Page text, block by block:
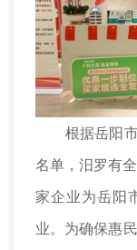
根据岳阳市
名单，汨罗有
家企业为岳阳
业。为确保惠